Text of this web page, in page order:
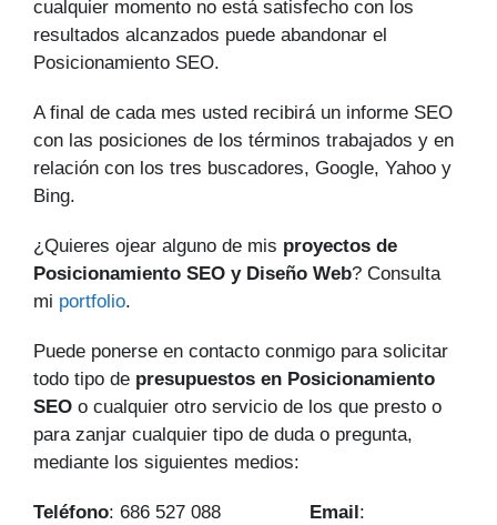
cualquier momento no está satisfecho con los
resultados alcanzados puede abandonar el
Posicionamiento SEO.
A final de cada mes usted recibirá un informe SEO
con las posiciones de los términos trabajados y en
relación con los tres buscadores, Google, Yahoo y
Bing.
¿Quieres ojear alguno de mis proyectos de
Posicionamiento SEO y Diseño Web? Consulta
mi portfolio.
Puede ponerse en contacto conmigo para solicitar
todo tipo de presupuestos en Posicionamiento
SEO o cualquier otro servicio de los que presto o
para zanjar cualquier tipo de duda o pregunta,
mediante los siguientes medios:
Teléfono: 686 527 088 Email :